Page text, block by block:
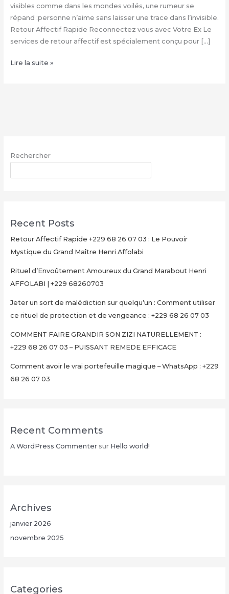
visibles comme dans les mondes voilés, une rumeur se
répand :personne n’aime sans laisser une trace dans l’invisible.
Retour Affectif Rapide Reconnectez vous avec Votre Ex Le
services de retour affectif est spécialement conçu pour […]
Retour
:
Pouvoir
Maître
Henri
Affolabi
Lire la suite »
Rechercher
Recent Posts
Retour Affectif Rapide +229 68 26 07 03 : Le Pouvoir
Mystique du Grand Maître Henri Affolabi
Rituel d’Envoûtement Amoureux du Grand Marabout Henri
AFFOLABI | +229 68260703
Jeter un sort de malédiction sur quelqu’un : Comment utiliser
ce rituel de protection et de vengeance : +229 68 26 07 03
COMMENT FAIRE GRANDIR SON ZIZI NATURELLEMENT :
+229 68 26 07 03 – PUISSANT REMEDE EFFICACE
Comment avoir le vrai portefeuille magique – WhatsApp : +229
68 26 07 03
Recent Comments
A WordPress Commentersur Hello world!
Archives
janvier 2026
novembre 2025
Categories